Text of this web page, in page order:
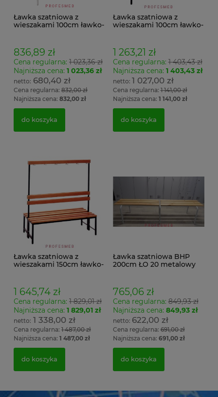
Ławka szatniowa z
wieszakami 100cm ławko-
836,89 zł
Cena regularna: 1 023,36 zł
Najniższa cena: 1 023,36 zł
680,40 zł
Cena regularna: 832,00 zł
Najniższa cena: 832,00 zł
do koszyka
Ławka szatniowa z
wieszakami 100cm ławko-
1 263,21 zł
Cena regularna:1 403,43 zł
Najniższa cena: 1 403,43 zł
1 027,00 zł
Cena regularna:1 141,00 zł
Najniższa cena: 1 141,00 zł
do koszyka
Ławka szatniowa z
wieszakami 150cm ławko-
1 645,74 zł
Cena regularna: 1 829,01 zł
Najniższa cena: 1 829,01 zł
1 338,00 zł
Cena regularna: 1 487,00 zł
Najniższa cena: 1 487,00 zł
do koszyka
Ławka szatniowa BHP
200cm ŁO 20 metalowy
765,06 zł
Cena regularna:849,93 zł
Najniższa cena: 849,93 zł
622,00 zł
Cena regularna:691,00 zł
Najniższa cena: 691,00 zł
do koszyka